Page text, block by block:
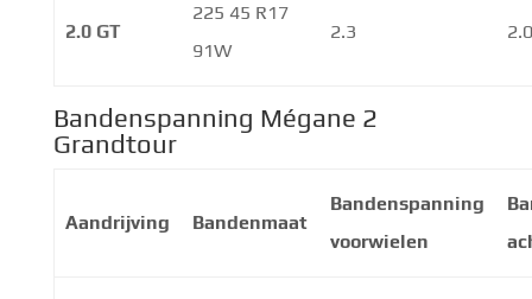
2.0 GT
225 45 R17
91W
2.3
Bandenspanning Mégane 2
Grandtour
Aandrijving Bandenmaat
Bandenspanning
voorwielen